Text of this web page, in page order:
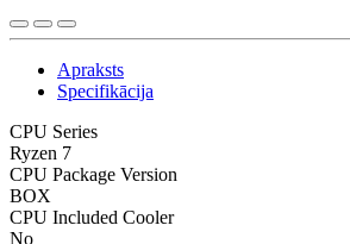
Apraksts
Specifikācija
CPU Series
Ryzen 7
CPU Package Version
BOX
CPU Included Cooler
No